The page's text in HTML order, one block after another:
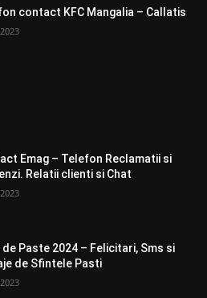
contact KFC Mangalia – Callatis
Emag – Telefon Reclamatii si
Relatii clienti si Chat
de Paste 2024 – Felicitari, Sms si
de Sfintele Pasti